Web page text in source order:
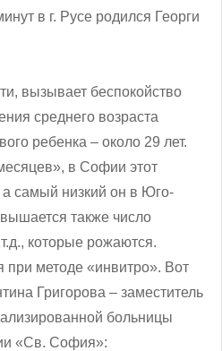
в г. Русе родился Георги
вызывает беспокойство
среднего возраста
ребенка – около 29 лет.
в Софии этот
самый низкий он в Юго-
также число
которые рожаются.
при методе «инвитро». Вот
Григорова – заместитель
больницы
«Св. София»: